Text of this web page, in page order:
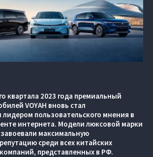
квартала 2023 года премиальный
VOYAH вновь стал
пользовательского мнения в
интернета. Модели люксовой марки
максимальную
среди всех китайских
представленных в РФ.